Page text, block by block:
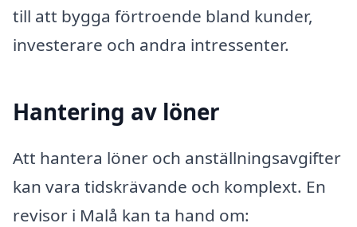
till att bygga förtroende bland kunder,
investerare och andra intressenter.
Hantering av löner
Att hantera löner och anställningsavgifter
kan vara tidskrävande och komplext. En
revisor i Malå kan ta hand om: